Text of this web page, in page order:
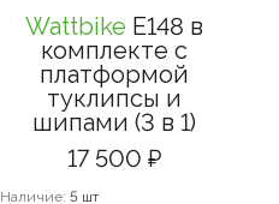
Wattbike E148 в
комплекте с
платформой
туклипсы и
шипами (3 в 1)
17 500 ₽
Наличие: 5 шт